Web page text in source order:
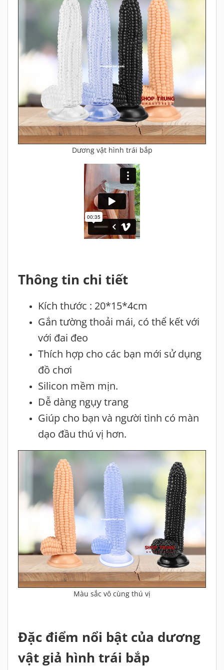
Dương vật hình trái bắp
Thông tin chi tiết
Kích thước : 20*15*4cm
Gắn tường thoải mái, có thể kết với
với đai đeo
Thích hợp cho các bạn mới sử dụng
đồ chơi
Silicon mềm mịn.
Dễ dàng ngụy trang
Giúp cho bạn và người tình có màn
dạo đầu thú vị hơn.
Màu sắc vô cùng thú vị
Đặc điểm nổi bật của dương
vật giả hình trái bắp